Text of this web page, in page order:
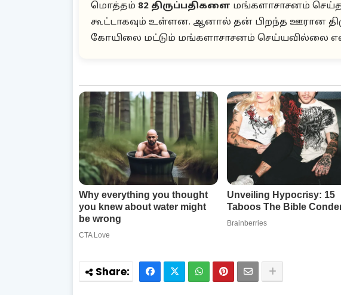
மொத்தம் 82 திருப்பதிகளை மங்களாசாசனம்
கூட்டாகவும் உள்ளன. ஆனால் தன் பிறந்த ஊரான
கோயிலை மட்டும் மங்களாசாசனம் செய்யவில்லை